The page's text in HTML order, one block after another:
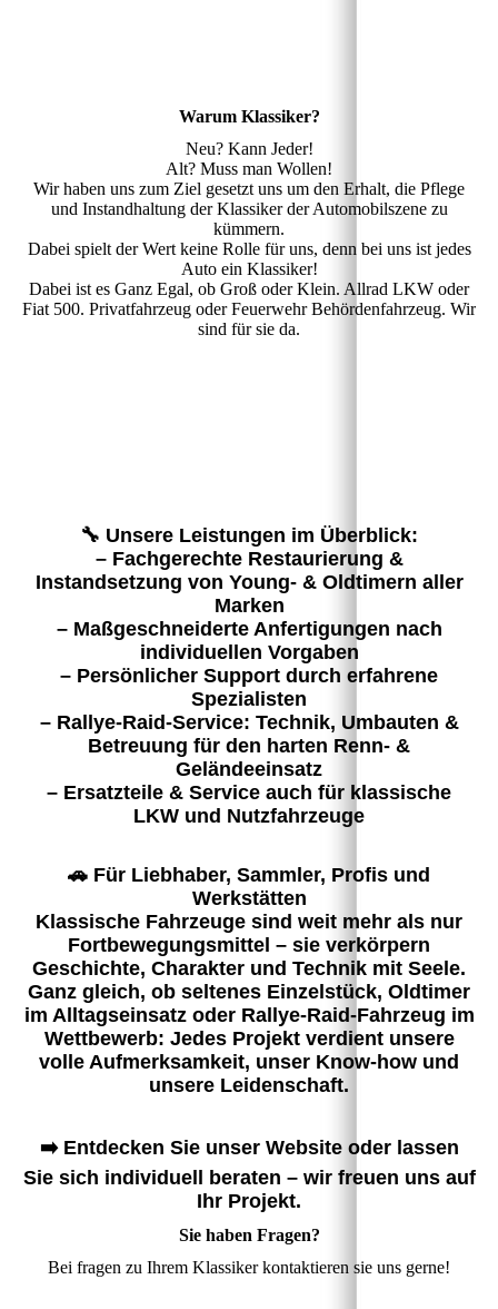
Warum Klassiker?
Neu? Kann Jeder!
Alt? Muss man Wollen!
Wir haben uns zum Ziel gesetzt uns um den Erhalt, die Pflege
und Instandhaltung der Klassiker der Automobilszene zu
kümmern.
Dabei spielt der Wert keine Rolle für uns, denn bei uns ist jedes
Auto ein Klassiker!
Dabei ist es Ganz Egal, ob Groß oder Klein. Allrad LKW oder
Fiat 500. Privatfahrzeug oder Feuerwehr Behördenfahrzeug. Wir
sind für sie da.
🔧 Unsere Leistungen im Überblick:
– Fachgerechte Restaurierung &
Instandsetzung von Young- & Oldtimern aller
Marken
– Maßgeschneiderte Anfertigungen nach
individuellen Vorgaben
– Persönlicher Support durch erfahrene
Spezialisten
– Rallye-Raid-Service: Technik, Umbauten &
Betreuung für den harten Renn- &
Geländeeinsatz
– Ersatzteile & Service auch für klassische
LKW und Nutzfahrzeuge
🚗 Für Liebhaber, Sammler, Profis und
Werkstätten
Klassische Fahrzeuge sind weit mehr als nur
Fortbewegungsmittel – sie verkörpern
Geschichte, Charakter und Technik mit Seele.
Ganz gleich, ob seltenes Einzelstück, Oldtimer
im Alltagseinsatz oder Rallye-Raid-Fahrzeug im
Wettbewerb: Jedes Projekt verdient unsere
volle Aufmerksamkeit, unser Know-how und
unsere Leidenschaft.
➡️ Entdecken Sie unser Website oder lassen
Sie sich individuell beraten – wir freuen uns auf
Ihr Projekt.
Sie haben Fragen?
Bei fragen zu Ihrem Klassiker kontaktieren sie uns gerne!